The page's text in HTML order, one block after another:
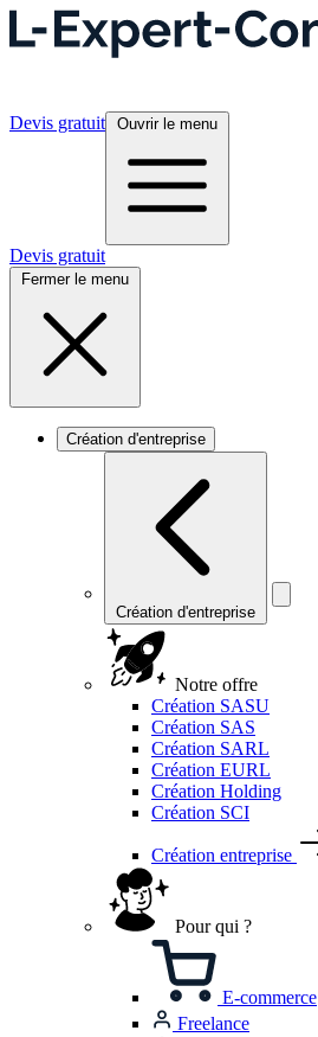
Devis gratuit Ouvrir le menu
Devis gratuit
Fermer le menu
Création d'entreprise
Création d'entreprise
Notre offre
Création SASU
Création SAS
Création SARL
Création EURL
Création Holding
Création SCI
Création entreprise
Pour qui ?
E-commerce
Freelance